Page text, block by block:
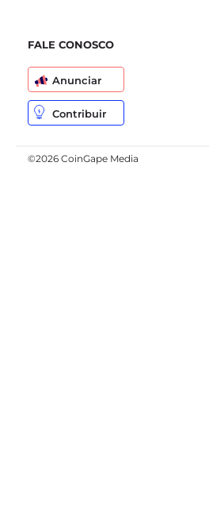
FALE CONOSCO
Anunciar
Contribuir
©2026 CoinGape Media